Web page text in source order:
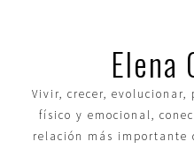
Elena
Vivir, crecer,
físico y emocional,
relación más importante